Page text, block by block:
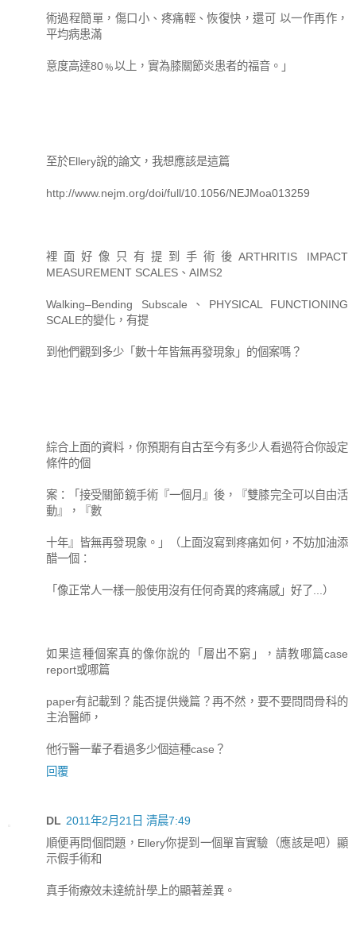
術過程簡單，傷口小、疼痛輕、恢復快，還可 以一作再作，
平均病患滿
意度高達80﹪以上，實為膝關節炎患者的福音。」
至於Ellery說的論文，我想應該是這篇
http://www.nejm.org/doi/full/10.1056/NEJMoa013259
裡面好像只有提到手術後ARTHRITIS IMPACT
MEASUREMENT SCALES、AIMS2
Walking–Bending Subscale、PHYSICAL FUNCTIONING
SCALE的變化，有提
到他們觀到多少「數十年皆無再發現象」的個案嗎？
綜合上面的資料，你預期有自古至今有多少人看過符合你設定
條件的個
案：「接受關節鏡手術『一個月』後，『雙膝完全可以自由活
動』，『數
十年』皆無再發現象。」（上面沒寫到疼痛如何，不妨加油添
醋一個：
「像正常人一樣一般使用沒有任何奇異的疼痛感」好了...）
如果這種個案真的像你說的「層出不窮」，請教哪篇case
report或哪篇
paper有記載到？能否提供幾篇？再不然，要不要問問骨科的
主治醫師，
他行醫一輩子看過多少個這種case？
回覆
DL 2011年2月21日 清晨7:49
順便再問個問題，Ellery你提到一個單盲實驗（應該是吧）顯
示假手術和
真手術療效未達統計學上的顯著差異。